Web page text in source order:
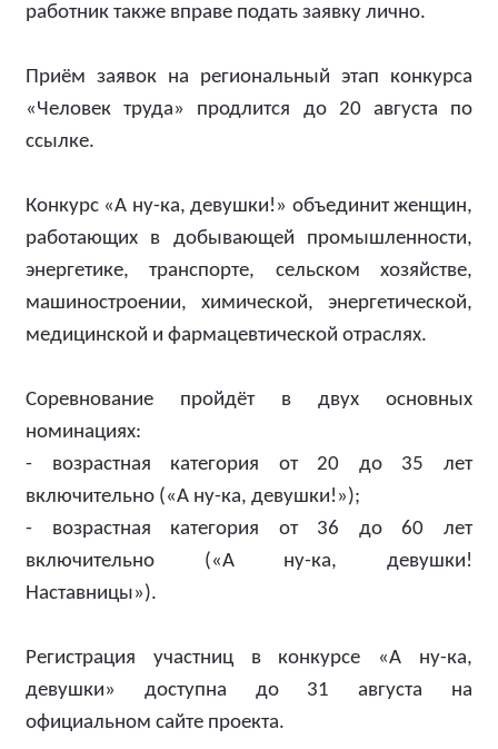
работник также вправе подать заявку лично.
Приём заявок на региональный этап конкурса
«Человек труда» продлится до 20 августа по
ссылке.
Конкурс «А ну-ка, девушки!» объединит женщин,
работающих в добывающей промышленности,
энергетике, транспорте, сельском хозяйстве,
машиностроении, химической, энергетической,
медицинской и фармацевтической отраслях.
Соревнование пройдёт в двух основных
номинациях:
- возрастная категория от 20 до 35 лет
включительно («А ну-ка, девушки!»);
- возрастная категория от 36 до 60 лет
включительно («А ну-ка, девушки!
Наставницы»).
Регистрация участниц в конкурсе «А ну-ка,
девушки» доступна до 31 августа на
официальном сайте проекта.